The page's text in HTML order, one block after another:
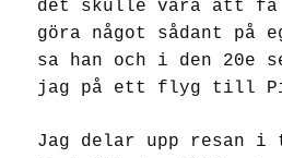
det skulle vara att
göra något sådant på
sa han och i den 20e
jag på ett flyg till
Jag delar upp resan i